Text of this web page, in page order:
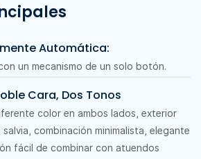
Automática:
un mecanismo de un solo botón.
Cara, Dos Tonos
color en ambos lados, exterior
combinación minimalista, elegante
fácil de combinar con atuendos